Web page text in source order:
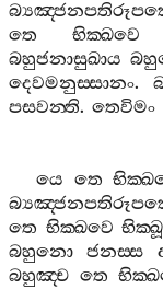
තෙ
භික‍්ඛවෙ
බහුජනාසුඛාය
දෙවමනුස‍්සානං.
පසවන‍්ති. තෙවිමං
යෙ තෙ
තෙ භික‍්ඛවෙ භික‍්ඛූ
බහුනො
ජනස‍්ස
බහුඤ‍්ච තෙ